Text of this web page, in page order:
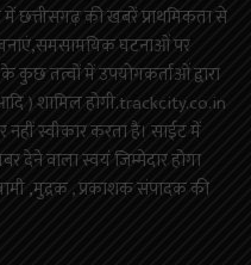
छत्तीसगढ़ की खबरें प्राथमिकता से
घटनाओं पर
कुछ तत्वों में उपयोगकर्ताओं द्वारा
आदि ) शामिल होगी.trackcity.co.in
स्वीकार करता है। साईट में
देने वाला स्वयं जिम्मेदार होगा
,मुद्रक , प्रकाशक संपादक की